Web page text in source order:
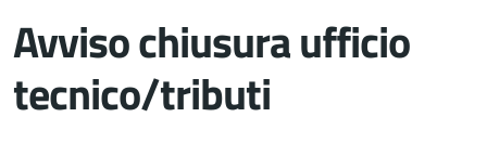
Avviso chiusura ufficio
tecnico/tributi